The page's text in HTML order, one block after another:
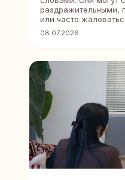
раздражительными,
или часто
08.07.2026